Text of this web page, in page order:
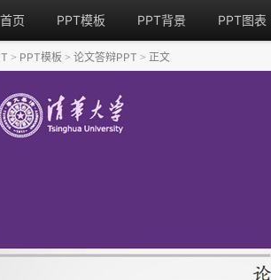
首页 PPT模板 PPT背景 PPT图表
> PPT模板 > 论文答辩PPT > 正文